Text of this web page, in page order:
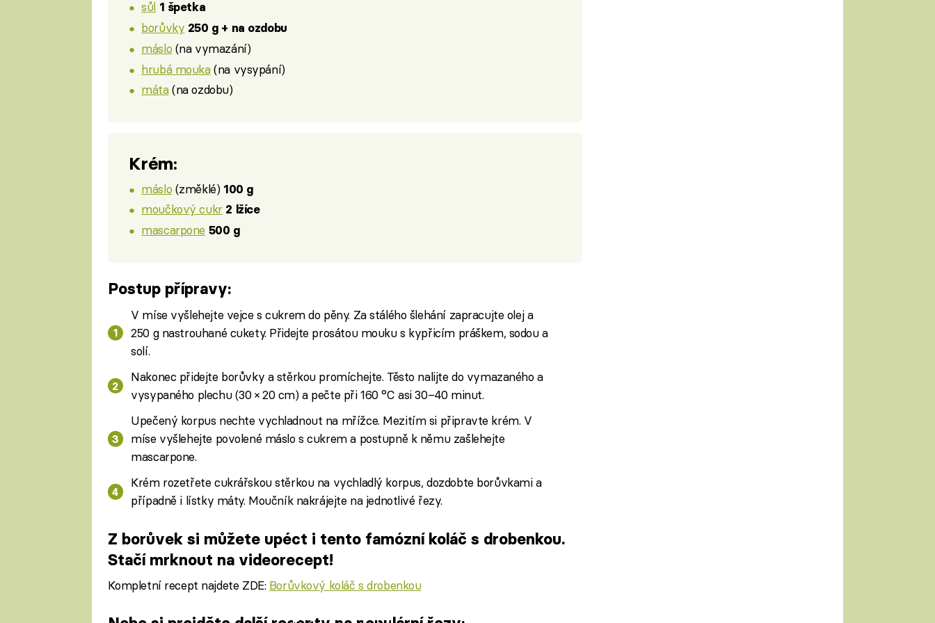
sůl 1 špetka
borůvky 250 g + na ozdobu
máslo (na vymazání)
hrubá mouka(na vysypání)
máta(na ozdobu)
Krém:
máslo (změklé) 100 g
moučkový cukr 2 lžíce
mascarpone 500 g
Postup přípravy:
V míse vyšlehejte vejce s cukrem do pěny. Za stálého šlehání zapracujte olej a
250 g nastrouhané cukety. Přidejte prosátou mouku s kypřicím práškem, sodou a
solí.
Nakonec přidejte borůvky a stěrkou promíchejte. Těsto nalijte do vymazaného a
vysypaného plechu (30 × 20 cm) a pečte při 160 °C asi 30–40 minut.
Upečený korpus nechte vychladnout na mřížce. Mezitím si připravte krém. V
míse vyšlehejte povolené máslo s cukrem a postupně k němu zašlehejte
mascarpone.
Krém rozetřete cukrářskou stěrkou na vychladlý korpus, dozdobte borůvkami a
případně i lístky máty. Moučník nakrájejte na jednotlivé řezy.
Z borůvek si můžete upéct i tento famózní koláč s drobenkou.
Stačí mrknout na videorecept!
Kompletní recept najdete ZDE: Borůvkový koláč s drobenkou